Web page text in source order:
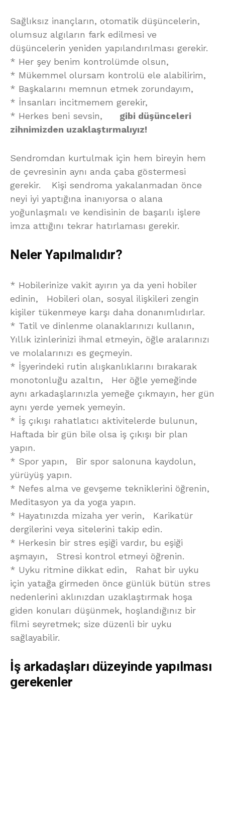
Sağlıksız inançların, otomatik düşüncelerin,
olumsuz algıların fark edilmesi ve
düşüncelerin yeniden yapılandırılması gerekir.
* Her şey benim kontrolümde olsun,
* Mükemmel olursam kontrolü ele alabilirim,
* Başkalarını memnun etmek zorundayım,
* İnsanları incitmemem gerekir,
* Herkes beni sevsin, gibi düşünceleri
zihnimizden uzaklaştırmalıyız!
Sendromdan kurtulmak için hem bireyin hem
de çevresinin aynı anda çaba göstermesi
gerekir. Kişi sendroma yakalanmadan önce
neyi iyi yaptığına inanıyorsa o alana
yoğunlaşmalı ve kendisinin de başarılı işlere
imza attığını tekrar hatırlaması gerekir.
Neler Yapılmalıdır?
* Hobilerinize vakit ayırın ya da yeni hobiler
edinin, Hobileri olan, sosyal ilişkileri zengin
kişiler tükenmeye karşı daha donanımlıdırlar.
* Tatil ve dinlenme olanaklarınızı kullanın,
Yıllık izinlerinizi ihmal etmeyin, öğle aralarınızı
ve molalarınızı es geçmeyin.
* İşyerindeki rutin alışkanlıklarını bırakarak
monotonluğu azaltın, Her öğle yemeğinde
aynı arkadaşlarınızla yemeğe çıkmayın, her gün
aynı yerde yemek yemeyin.
* İş çıkışı rahatlatıcı aktivitelerde bulunun,
Haftada bir gün bile olsa iş çıkışı bir plan
yapın.
* Spor yapın, Bir spor salonuna kaydolun,
yürüyüş yapın.
* Nefes alma ve gevşeme tekniklerini öğrenin,
Meditasyon ya da yoga yapın.
* Hayatınızda mizaha yer verin, Karikatür
dergilerini veya sitelerini takip edin.
* Herkesin bir stres eşiği vardır, bu eşiği
aşmayın, Stresi kontrol etmeyi öğrenin.
* Uyku ritmine dikkat edin, Rahat bir uyku
için yatağa girmeden önce günlük bütün stres
nedenlerini aklınızdan uzaklaştırmak hoşa
giden konuları düşünmek, hoşlandığınız bir
filmi seyretmek; size düzenli bir uyku
sağlayabilir.
İş arkadaşları düzeyinde yapılması
gerekenler